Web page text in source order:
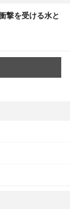
撃を受ける水と